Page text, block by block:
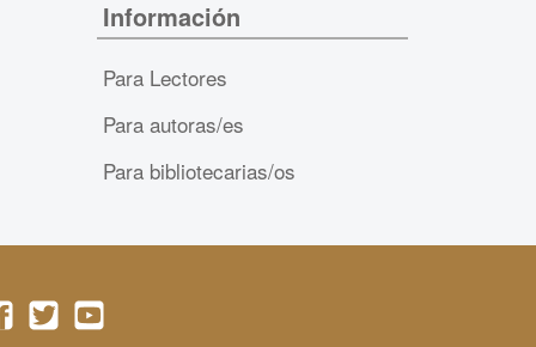
Información
Para Lectores
Para autoras/es
Para bibliotecarias/os